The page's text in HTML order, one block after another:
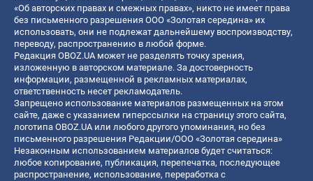
«Об авторских правах и смежных правах», никто не имеет права
без письменного разрешения ООО «Золотая середина» их
использовать, они не подлежат дальнейшему воспроизводству,
переводу, распространению в любой форме.
Редакция OBOZ.UA может не разделять точку зрения,
изложенную в авторском материале. За достоверность
информации, размещенной в рекламных материалах,
ответственность несет рекламодатель.
Запрещено использование материалов размещенных на этом
сайте, даже с указанием гиперссылки на страницу этого сайта,
логотипа OBOZ.UA или любого другого упоминания, но без
письменного разрешения Редакции/ООО «Золотая середина»
Незаконным использованием материалов будет считаться:
любое копирование, публикация, перепечатка, последующее
распространение, использование, переработка с